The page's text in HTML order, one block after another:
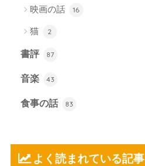
映画の話 16
猫 2
書評 87
音楽 43
食事の話 83
よく読まれている記事